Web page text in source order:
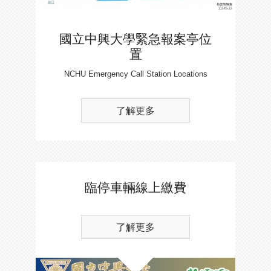
國立中興大學緊急報案亭位
置
NCHU Emergency Call Station Locations
了解更多
臨停車輛線上繳費
了解更多